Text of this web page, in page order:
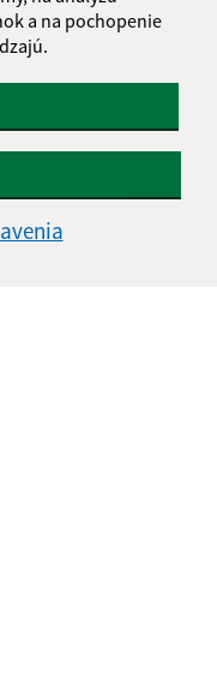
a na pochopenie